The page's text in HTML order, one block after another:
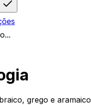
grego e aramaico